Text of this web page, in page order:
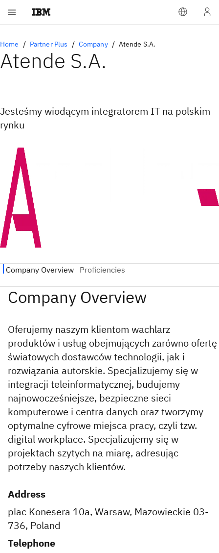
Home Partner Plus Company Atende S.A.
Atende S.A.
Jesteśmy wiodącym integratorem IT na polskim
rynku
Oferujemy naszym klientom wachlarz
produktów i usług obejmujących zarówno ofertę
światowych dostawców technologii, jak i
rozwiązania autorskie. Specjalizujemy się w
integracji teleinformatycznej, budujemy
najnowocześniejsze, bezpieczne sieci
komputerowe i centra danych oraz tworzymy
optymalne cyfrowe miejsca pracy, czyli tzw.
digital workplace. Specjalizujemy się w
projektach szytych na miarę, adresując
potrzeby naszych klientów.
Address
plac Konesera 10a, Warsaw, Mazowieckie 03-
736, Poland
Telephone